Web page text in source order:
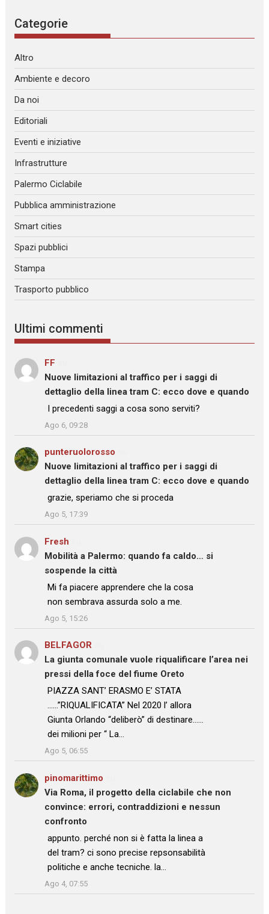
Categorie
Altro
Ambiente e decoro
Da noi
Editoriali
Eventi e iniziative
Infrastrutture
Palermo Ciclabile
Pubblica amministrazione
Smart cities
Spazi pubblici
Stampa
Trasporto pubblico
Ultimi commenti
FF
Nuove limitazioni al traffico per i saggi di
dettaglio della linea tram C: ecco dove e quando
: “I precedenti saggi a cosa sono serviti?
Ago 6, 09:28
punteruolorosso
Nuove limitazioni al traffico per i saggi di
dettaglio della linea tram C: ecco dove e quando
: “
grazie, speriamo che si proceda
”
Ago 5, 17:39
Fresh
Mobilità a Palermo: quando fa caldo… si
sospende la città
: “
Mi fa piacere apprendere che la cosa
non sembrava assurda solo a me.
”
Ago 5, 15:26
BELFAGOR
La giunta comunale vuole riqualificare l’area nei
pressi della foce del fiume Oreto
: “PIAZZA SANT’ ERASMO E’ STATA
……”RIQUALIFICATA” Nel 2020 l’ allora
Giunta Orlando “deliberò” di destinare……
dei milioni per “ La…
”
Ago 5, 06:55
pinomarittimo
Via Roma, il progetto della ciclabile che non
convince: errori, contraddizioni e nessun
confronto
: “
appunto. perché non si è fatta la linea a
del tram? ci sono precise repsonsabilità
politiche e anche tecniche. la…
”
Ago 4, 07:55